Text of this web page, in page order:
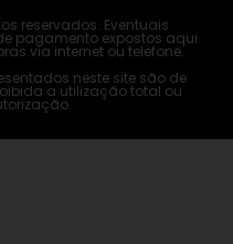
reservados. Eventuais
pagamento expostos aqui
via internet ou telefone.
neste site são de
a utilização total ou